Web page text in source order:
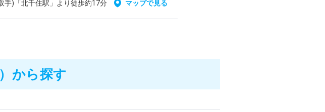
手)「北千住駅」より徒歩約17分
マップで見る
から探す